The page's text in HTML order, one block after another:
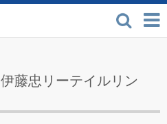
保健産業事報 - 医療機
検索
伊藤忠リーテイルリン